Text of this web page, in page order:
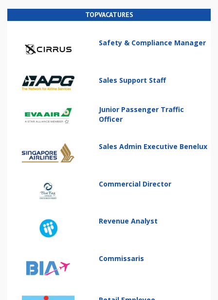
TOPVACATURES
Safety & Compliance Manager
Sales Support Staff
Junior Passenger Traffic
Officer
Sales Admin Executive Benelux
Commercial Director
Revenue Analyst
Commissaris